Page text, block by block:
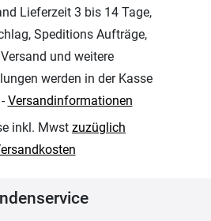
Lieferzeit 3 bis 14 Tage,
Speditions Aufträge,
und weitere
werden in der Kasse
Versandinformationen
inkl. Mwst zuzüglich